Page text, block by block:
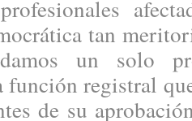
tan
un solo
función registral
de su